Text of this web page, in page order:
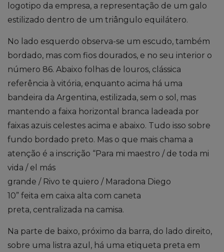
logotipo da empresa, a representação de um galo
estilizado dentro de um triângulo equilátero.
No lado esquerdo observa-se um escudo, também
bordado, mas com fios dourados, e no seu interior o
número 86. Abaixo folhas de louros, clássica
referência à vitória, enquanto acima há uma
bandeira da Argentina, estilizada, sem o sol, mas
mantendo a faixa horizontal branca ladeada por
faixas azuis celestes acima e abaixo. Tudo isso sobre
fundo bordado preto. Mas o que mais chama a
atenção é a inscrição “Para mi maestro / de toda mi
vida / el
más
grande / Rivo te quiero / Maradona Diego
10” feita em caixa alta com caneta
preta, centralizad a na camisa.
Na parte de baixo, próximo da barra, do lado direito,
sobre uma listra azul , há uma etiqueta preta em